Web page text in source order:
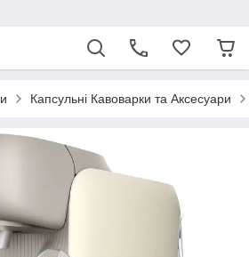
Капсульні Кавоварки та Аксесуари